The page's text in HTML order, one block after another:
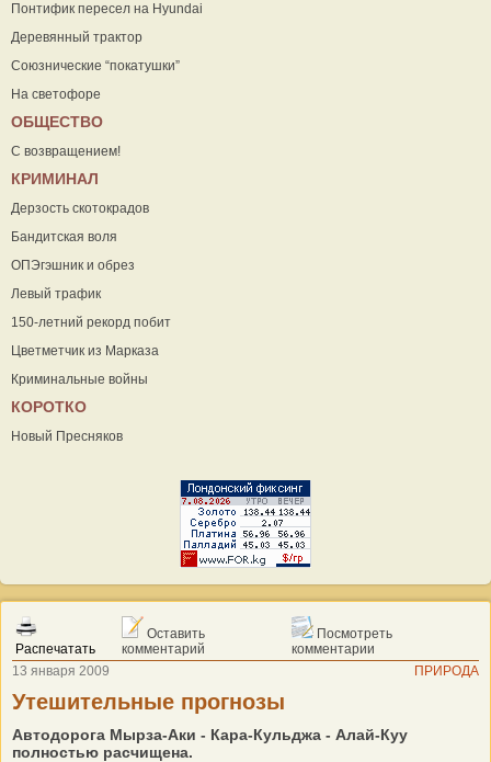
Понтифик пересел на Hyundai
Деревянный трактор
Союзнические “покатушки”
На светофоре
ОБЩЕСТВО
С возвращением!
КРИМИНАЛ
Дерзость скотокрадов
Бандитская воля
ОПЭгэшник и обрез
Левый трафик
150-летний рекорд побит
Цветметчик из Марказа
Криминальные войны
КОРОТКО
Новый Пресняков
Распечатать
Оставить
комментарий
Посмотреть
комментарии
13 января 2009
ПРИРОДА
Утешительные прогнозы
Автодорога Мырза-Аки - Кара-Кульджа - Алай-Куу
полностью расчищена.